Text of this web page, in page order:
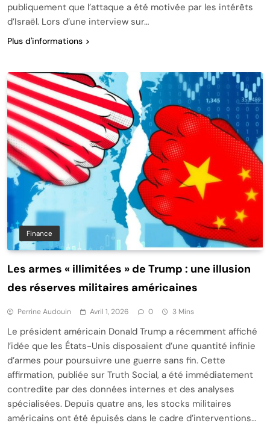
publiquement que l’attaque a été motivée par les intérêts
d’Israël. Lors d’une interview sur…
Plus d'informations
Finance
Les armes « illimitées » de Trump : une illusion
des réserves militaires américaines
Perrine Audouin Avril 1, 2026 0 3 Mins
Le président américain Donald Trump a récemment affiché
l’idée que les États-Unis disposaient d’une quantité infinie
d’armes pour poursuivre une guerre sans fin. Cette
affirmation, publiée sur Truth Social, a été immédiatement
contredite par des données internes et des analyses
spécialisées. Depuis quatre ans, les stocks militaires
américains ont été épuisés dans le cadre d’interventions…